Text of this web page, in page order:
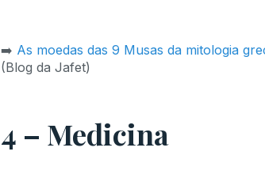
➡️ As moedas das 9 Musas da mitologia
(Blog da Jafet)
4 – Medicina